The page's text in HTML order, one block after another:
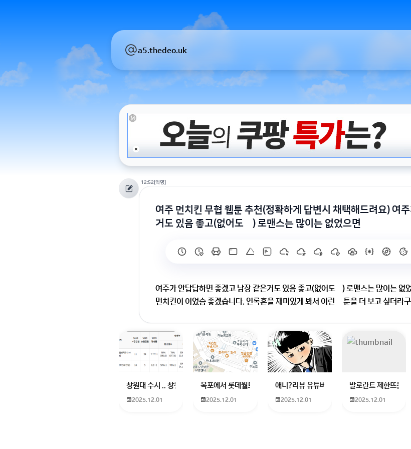
a5.thedeo.uk
12:52[익명]
여주 먼치킨 무협 웹툰 추천(정확하게 답변시 채택해드려요) 여
거도 있음 좋고(없어도됌) 로맨스는 많이는 없었으면
여주가 안답답하면 좋겠고 남장 같은거도 있음 좋고(없어도됌) 로맨스는 많이는 없
먼치킨이 이었슴 좋겠습니다. 연록흔을 재미있게 봐서 이런 왭툰을 더 보고 싶더라
(무협 로판)
창원대 수시 .. 창원대를 목표로 하고 있는 09년생입니다 지금 제 내신이 5등급제 기준으로
2025.12.01
목포에서 롯데월드 가는 법 목포 버스 터미널에서 롯데월드로 갈 수 있는
2025.12.01
애니?리뷰 유튜버 찾아주세요ㅠㅠ 무슨 검정
2025.12.01
발로란트 제한뜨는
2025.12.01